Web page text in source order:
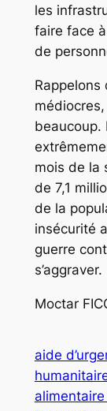
les
faire face
de
Rappelons
beaucoup.
mois de la
de 7,1
de la
insécurité
guerre
s’aggraver.
Moctar
aide